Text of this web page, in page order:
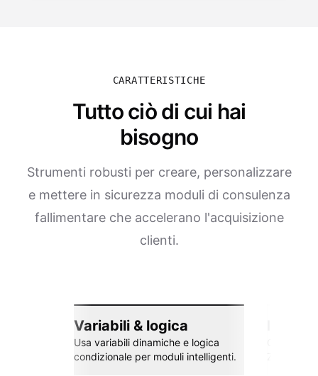
CARATTERISTICHE
Tutto ciò di cui hai
bisogno
Strumenti robusti per creare, personalizzare
e mettere in sicurezza moduli di consulenza
fallimentare che accelerano l'acquisizione
clienti.
Variabili & logica
Usa variabili dinamiche e logica
condizionale per moduli intelligenti.